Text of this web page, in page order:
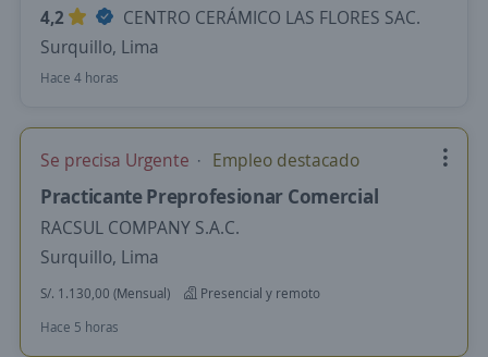
4,2
CENTRO CERÁMICO LAS FLORES SAC.
Surquillo, Lima
Hace 4 horas
Se precisa Urgente Empleo destacado
Practicante Preprofesionar Comercial
RACSUL COMPANY S.A.C.
Surquillo, Lima
S/. 1.130,00 (Mensual)
Presencial y remoto
Hace 5 horas